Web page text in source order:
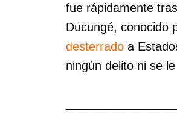
fue rápidamente
Ducungé, conocido
desterrado a
ningún delito ni se